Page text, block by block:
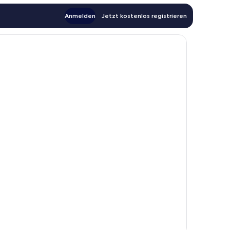
Anmelden Jetzt kostenlos registrieren